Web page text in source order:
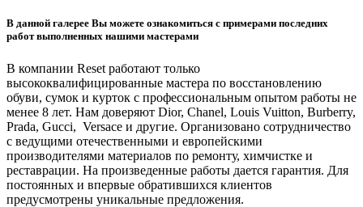
В данной галерее Вы можете ознакомиться с примерами последних
работ выполненных нашими мастерами
В компании Reset работают только
высококвалифицированные мастера по восстановлению
обуви, сумок и курток с профессиональным опытом работы не
менее 8 лет. Нам доверяют Dior, Chanel, Louis Vuitton, Burberry,
Prada, Gucci, Versace и другие. Организовано сотрудничество
с ведущими отечественными и европейскими
производителями материалов по ремонту, химчистке и
реставрации. На произведенные работы дается гарантия. Для
постоянных и впервые обратившихся клиентов
предусмотрены уникальные предложения.